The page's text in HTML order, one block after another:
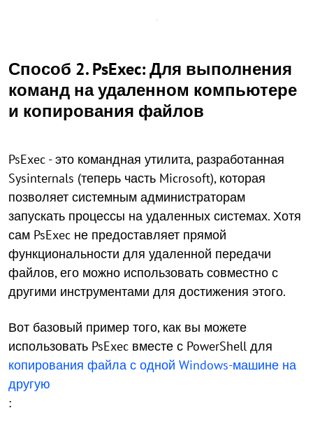
Способ 2. PsExec: Для выполнения
команд на удаленном компьютере
и копирования файлов
PsExec - это командная утилита, разработанная
Sysinternals (теперь часть Microsoft), которая
позволяет системным администраторам
запускать процессы на удаленных системах. Хотя
сам PsExec не предоставляет прямой
функциональности для удаленной передачи
файлов, его можно использовать совместно с
другими инструментами для достижения этого.
Вот базовый пример того, как вы можете
использовать PsExec вместе с PowerShell для
копирования файла с одной Windows-машине на
другую
: